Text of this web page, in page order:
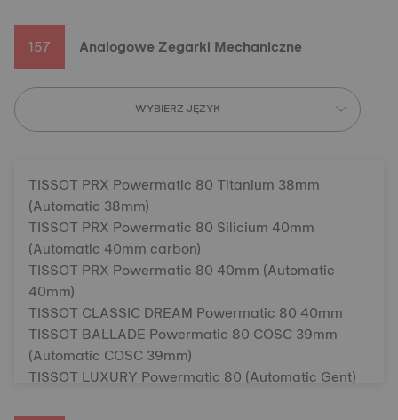
TISSOT GENTLEMAN Quartz
TISSOT SEASTAR 1000 Quartz 40mm
TISSOT CLASSIC DREAM Quartz Lady
TISSOT TRADITION Gent
TISSOT BALLADE Quartz Ø 34mm
TISSOT EVERYTIME Quartz Gent
TISSOT PR 100 JUNGFRAUBAHN Quartz 40mm
TISSOT LOVELY
TISSOT LOVELY Round
TISSOT PR 100 Quartz 34mm
TISSOT SRV
TISSOT DÉSIR Quartz
TISSOT PRX Quartz 25mm
TISSOT GENTLEMAN Quartz Titanium
TISSOT SEASTAR 1000 Quartz Chronograph Ø
38mm
TISSOT SEASTAR 1000 Quartz 36mm
157 Analogowe Zegarki Mechaniczne
WYBIERZ JĘZYK
TISSOT PRX Powermatic 80 Titanium 38mm
(Automatic 38mm)
TISSOT PRX Powermatic 80 Silicium 40mm
(Automatic 40mm carbon)
TISSOT PRX Powermatic 80 40mm (Automatic
40mm)
TISSOT CLASSIC DREAM Powermatic 80 40mm
TISSOT BALLADE Powermatic 80 COSC 39mm
(Automatic COSC 39mm)
TISSOT LUXURY Powermatic 80 (Automatic Gent)